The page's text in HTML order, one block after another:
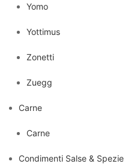
Yomo
Yottimus
Zonetti
Zuegg
Carne
Carne
Condimenti Salse & Spezie